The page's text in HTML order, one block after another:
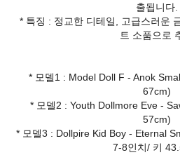
출됩니다.
* 특징 : 정교한 디테일, 고급스러운
트 소품으로
* 모델1 : Model Doll F - Anok
67cm)
* 모델2 : Youth Dollmore Eve -
57cm)
* 모델3 : Dollpire Kid Boy - Eternal
7-8인치/ 키